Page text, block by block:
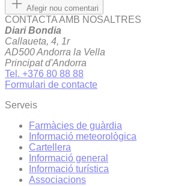
Afegir nou comentari
CONTACTA AMB NOSALTRES
Diari Bondia
Callaueta, 4, 1r
AD500 Andorra la Vella
Principat d'Andorra
Tel. +376 80 88 88
Formulari de contacte
Serveis
Farmàcies de guàrdia
Informació meteorològica
Cartellera
Informació general
Informació turística
Associacions